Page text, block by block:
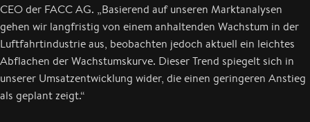
CEO der FACC AG. „Basierend auf unseren Marktanalysen
gehen wir langfristig von einem anhaltenden Wachstum in der
Luftfahrtindustrie aus, beobachten jedoch aktuell ein leichtes
Abflachen der Wachstumskurve. Dieser Trend spiegelt sich in
unserer Umsatzentwicklung wider, die einen geringeren Anstieg
als geplant zeigt.“